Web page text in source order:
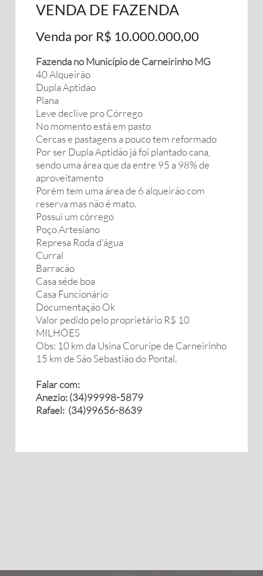
VENDA DE FAZENDA
Venda por R$ 10.000.000,00
Fazenda no Município de Carneirinho MG
40 Alqueirão
Dupla Aptidão
Plana
Leve declive pro Córrego
No momento está em pasto
Cercas e pastagens a pouco tem reformado
Por ser Dupla Aptidão já foi plantado cana,
sendo uma área que da entre 95 a 98% de
aproveitamento
Porém tem uma área de 6 alqueirão com
reserva mas não é mato.
Possui um córrego
Poço Artesiano
Represa Roda d'água
Curral
Barracão
Casa séde boa
Casa Funcionário
Documentação Ok
Valor pedido pelo proprietário R$ 10
MILHÕES
Obs: 10 km da Usina Coruripe de Carneirinho
15 km de São Sebastião do Pontal.
Falar com:
Anezio: (34)99998-5879
Rafael: (34)99656-8639